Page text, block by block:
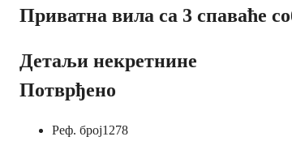
Приватна вила са 3 спаваће
Детаљи некретнине
Потврђено
Реф. број1278